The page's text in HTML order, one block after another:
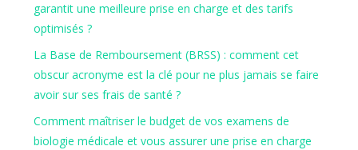
garantit une meilleure prise en charge et des tarifs
optimisés ?
La Base de Remboursement (BRSS) : comment cet
obscur acronyme est la clé pour ne plus jamais se faire
avoir sur ses frais de santé ?
Comment maîtriser le budget de vos examens de
biologie médicale et vous assurer une prise en charge